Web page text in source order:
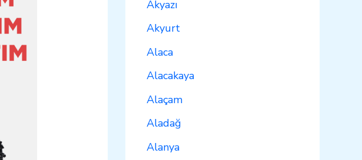
Akyazı
Akyurt
Alaca
Alacakaya
Alaçam
Aladağ
Alanya